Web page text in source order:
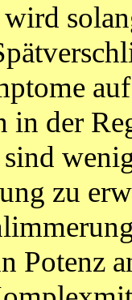
in der
zu
Potenz